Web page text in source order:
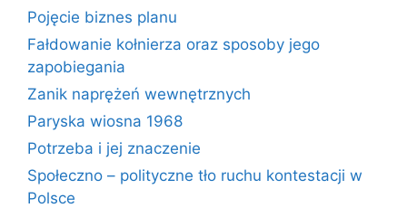
Pojęcie biznes planu
Fałdowanie kołnierza oraz sposoby jego
zapobiegania
Zanik naprężeń wewnętrznych
Paryska wiosna 1968
Potrzeba i jej znaczenie
Społeczno – polityczne tło ruchu kontestacji w
Polsce